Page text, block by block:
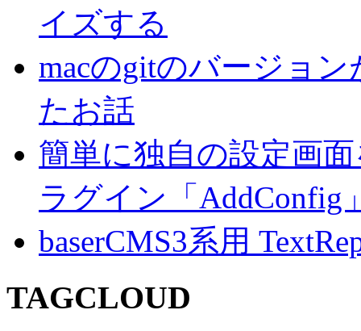
イズする
macのgitのバージョ
たお話
簡単に独自の設定画
ラグイン「AddConfig
baserCMS3系用
TAGCLOUD